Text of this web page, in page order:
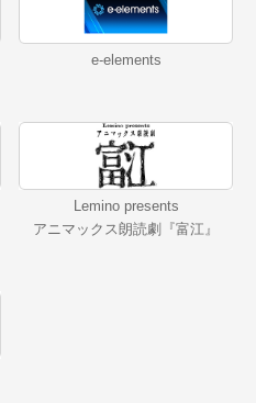
e-elements
Lemino presents
アニマックス朗読劇『富江』